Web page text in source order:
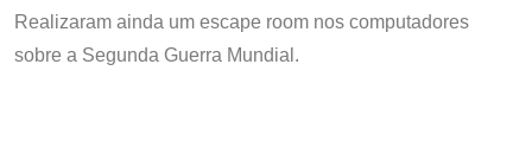
Realizaram ainda um escape room nos computadores
sobre a Segunda Guerra Mundial.